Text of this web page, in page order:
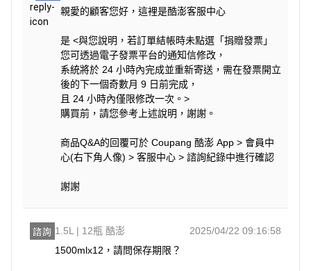
親愛的顧客您好，這裡是酷澎客服中心
是 <與您說明，若訂單結帳時未點選「捐贈發票」
您可透過電子發票平台的通知信修改，
系統將於 24 小時內完成並重新寄送，需在發票開立
後的下一個奇數月 9 日前完成，
且 24 小時內僅限修改一次。>
購買前，請您參考上述說明，謝謝。
商品Q&A的回覆可於 Coupang 酷澎 App > 會員中
心(右下角人像) > 客服中心 > 諮詢紀錄中進行確認
謝謝
諮詢 1.5L | 12瓶 酷澎
2025/04/22 09:16:58
1500mlx12，請問保存期限？